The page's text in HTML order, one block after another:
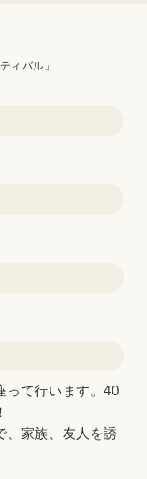
ィバル」
って行います。40
、家族、友人を誘